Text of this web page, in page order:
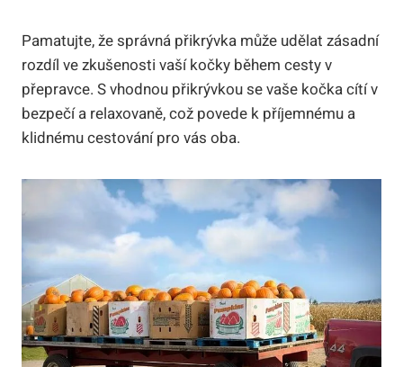
Pamatujte, že správná přikrývka může udělat zásadní
rozdíl ve zkušenosti vaší kočky během cesty v
přepravce. S vhodnou přikrývkou se vaše kočka cítí v
bezpečí a relaxovaně, což povede k příjemnému a
klidnému cestování pro vás oba.